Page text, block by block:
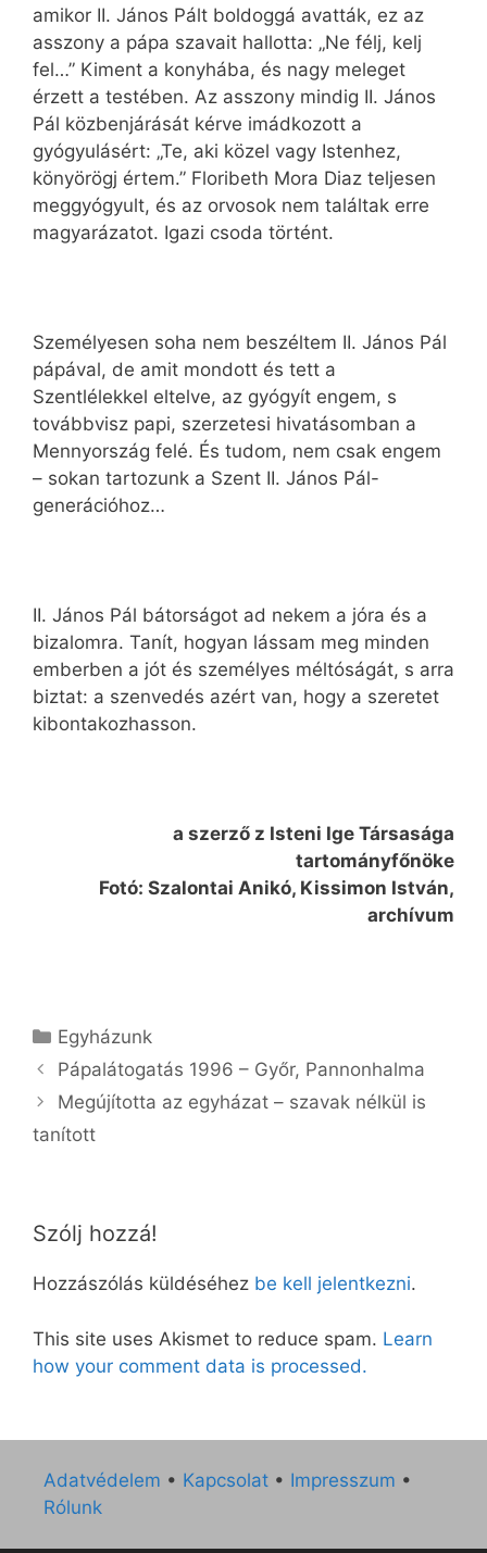
amikor II. János Pált boldoggá avatták, ez az
asszony a pápa szavait hallotta: „Ne félj, kelj
fel…” Kiment a konyhába, és nagy meleget
érzett a testében. Az asszony mindig II. János
Pál közbenjárását kérve imádkozott a
gyógyulásért: „Te, aki közel vagy Istenhez,
könyörögj értem.” Floribeth Mora Diaz teljesen
meggyógyult, és az orvosok nem találtak erre
magyarázatot. Igazi csoda történt.
Személyesen soha nem beszéltem II. János Pál
pápával, de amit mondott és tett a
Szentlélekkel eltelve, az gyógyít engem, s
továbbvisz papi, szerzetesi hivatásomban a
Mennyország felé. És tudom, nem csak engem
– sokan tartozunk a Szent II. János Pál-
generációhoz…
II. János Pál bátorságot ad nekem a jóra és a
bizalomra. Tanít, hogyan lássam meg minden
emberben a jót és személyes méltóságát, s arra
biztat: a szenvedés azért van, hogy a szeretet
kibontakozhasson.
a szerző z Isteni Ige Társasága
tartományfőnöke
Fotó: Szalontai Anikó, Kissimon István,
archívum
Kategória
Egyházunk
Pápalátogatás 1996 – Győr, Pannonhalma
Megújította az egyházat – szavak nélkül is
tanított
Szólj hozzá!
Hozzászólás küldéséhez be kell jelentkezni.
This site uses Akismet to reduce spam. Learn
how your comment data is processed.
Adatvédelem • Kapcsolat • Impresszum •
Rólunk